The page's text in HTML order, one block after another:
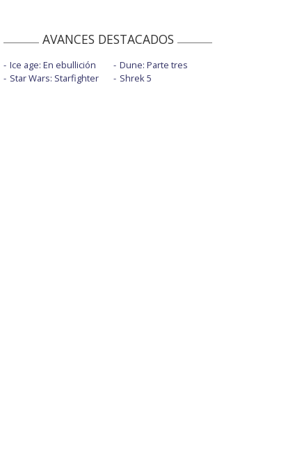
AVANCES DESTACADOS
Ice age: En ebullición
Star Wars: Starfighter
Dune: Parte tres
Shrek 5